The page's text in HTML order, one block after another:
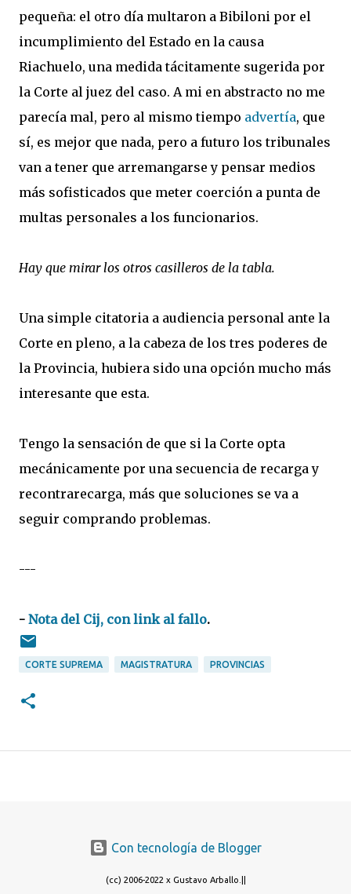
pequeña: el otro día multaron a Bibiloni por el
incumplimiento del Estado en la causa
Riachuelo, una medida tácitamente sugerida por
la Corte al juez del caso. A mi en abstracto no me
parecía mal, pero al mismo tiempo advertía, que
sí, es mejor que nada, pero a futuro los tribunales
van a tener que arremangarse y pensar medios
más sofisticados que meter coerción a punta de
multas personales a los funcionarios.
Hay que mirar los otros casilleros de la tabla.
Una simple citatoria a audiencia personal ante la
Corte en pleno, a la cabeza de los tres poderes de
la Provincia, hubiera sido una opción mucho más
interesante que esta.
Tengo la sensación de que si la Corte opta
mecánicamente por una secuencia de recarga y
recontrarecarga, más que soluciones se va a
seguir comprando problemas.
---
- Nota del Cij, con link al fallo.
CORTE SUPREMA MAGISTRATURA PROVINCIAS
Con tecnología de Blogger
(cc) 2006-2022 x Gustavo Arballo.||